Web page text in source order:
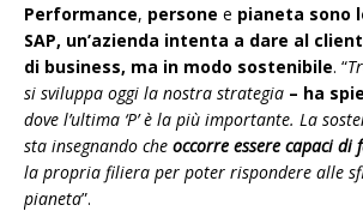
Performance, persone e pianeta sono
SAP, un’azienda intenta a dare al
di business, ma in modo sostenibile. “
si sviluppa oggi la nostra strategia – ha
dove l’ultima ‘P’ è la più importante. La
sta insegnando che occorre essere capaci di
la propria filiera per poter rispondere alle
pianeta”.